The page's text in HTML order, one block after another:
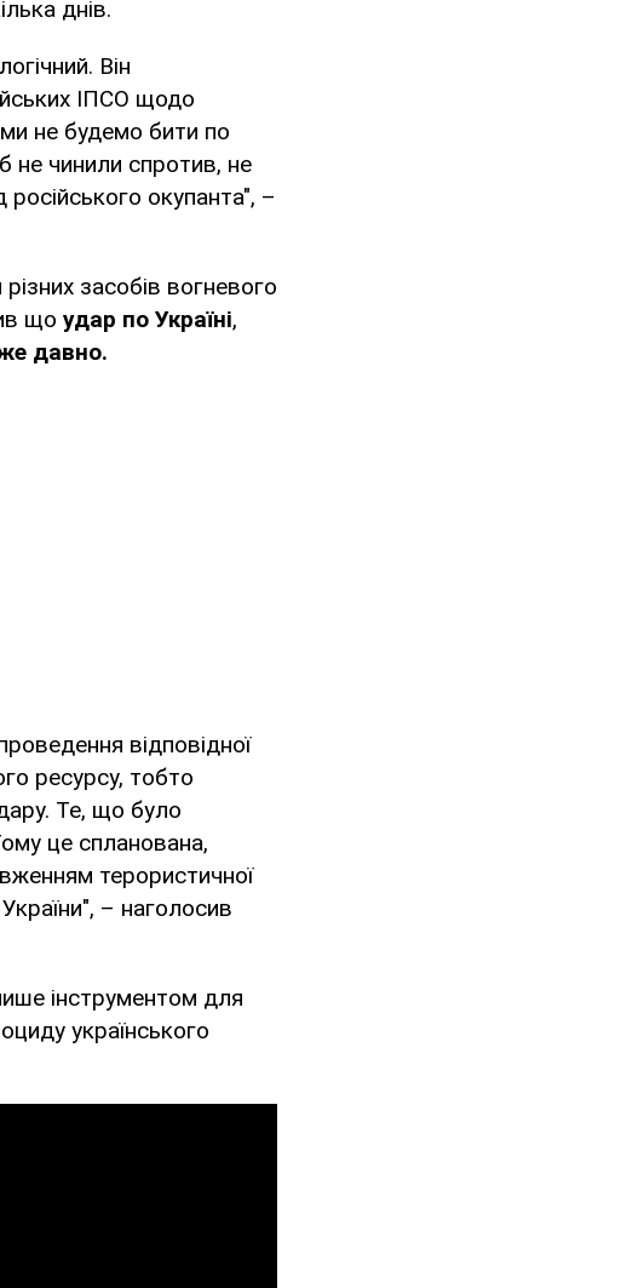
днів.
Він
ІПСО щодо
не будемо бити по
не чинили спротив, не
окупанта", –
засобів вогневого
що удар по Україні,
давно.
відповідної
ресурсу, тобто
Те, що було
це спланована,
терористичної
– наголосив
інструментом для
українського